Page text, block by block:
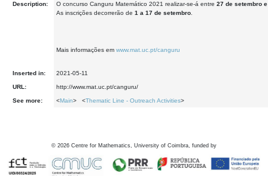
Description: O concurso Canguru Matemático 2021 realizar-se-á entre 27 de setembro
As inscrições decorrerão de 1 a 17 de setembro
Mais informações em www.mat.uc.pt/canguru
Inserted in: 2021-05-11
URL: http://www.mat.uc.pt/canguru/
See more: <Main> <Thematic Line - Outreach Activities>
© 2026 Centre for Mathematics, University of Coimbra, funded by